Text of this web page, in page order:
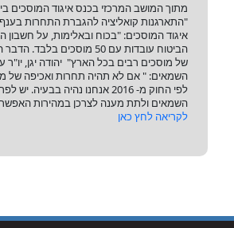
מתוך המושב המרכזי בכנס איגוד המוסכים
"התארגנות קואליציה להגברת התחרות בענף":
איגוד המוסכים: "בכוח ובאלימות, על חשבון
הביטוח עובדות עם 50 מוסכים
של מוסכים רבים בכל הארץ" יהודה יגן, יו"ר
השמאים: " אם לא תהיה תחרות ואכיפה של
לפי החוק מ- 2016 אנחנו נהיה
השמאים ולתת מענה לצרכן במהירות
לקריאה לחץ כאן